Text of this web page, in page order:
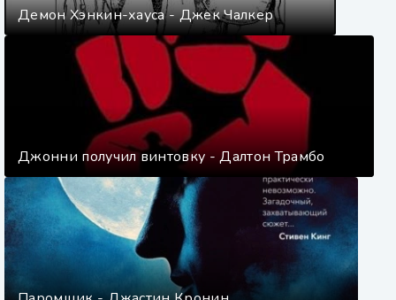
Демон Хэнкин-хауса - Джек Чалкер
Джонни получил винтовку - Далтон Трамбо